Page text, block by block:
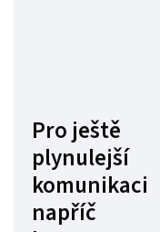
Pro ještě
plynulejší
komunikaci
napříč